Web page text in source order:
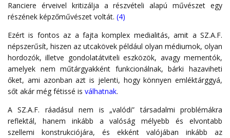
Ranciere érveivel kritizálja a részvételi alapú művészet egy
részének képzőművészet voltát. (4)
Ezért is fontos az a fajta komplex medialitás, amit a SZ.A.F.
népszerűsít, hiszen az utcakövek például olyan médiumok, olyan
hordozók, illetve gondolatátviteli eszközök, avagy mementók,
amelyek nem műtárgyakként funkcionálnak, bárki hazaviheti
őket, ami azonban azt is jelenti, hogy könnyen emléktárggyá,
sőt akár még fétissé is válhatnak.
A SZ.A.F. ráadásul nem is „valódi” társadalmi problémákra
reflektál, hanem inkább a valóság mélyebb és elvontabb
szellemi konstrukciójára, és ekként valójában inkább az